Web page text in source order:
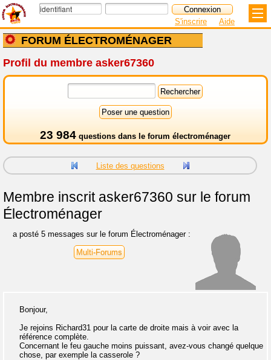
FORUM ÉLECTROMÉNAGER
S'inscrire Aide
Profil du membre asker67360
23 984 questions dans le forum électroménager
Liste des questions
Membre inscritasker67360 sur le forum
Électroménager
a posté 5 messages sur le forum Électroménager :
Multi-Forums
Bonjour,
Je rejoins Richard31 pour la carte de droite mais à voir avec la
référence complète.
Concernant le feu gauche moins puissant, avez-vous changé quelque
chose, par exemple la casserole ?